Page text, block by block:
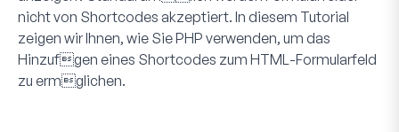
nicht von Shortcodes akzeptiert. In diesem Tutorial
zeigen wir Ihnen, wie Sie PHP verwenden, um das
Hinzufgen eines Shortcodes zum HTML -Formularfeld
zu ermglichen.